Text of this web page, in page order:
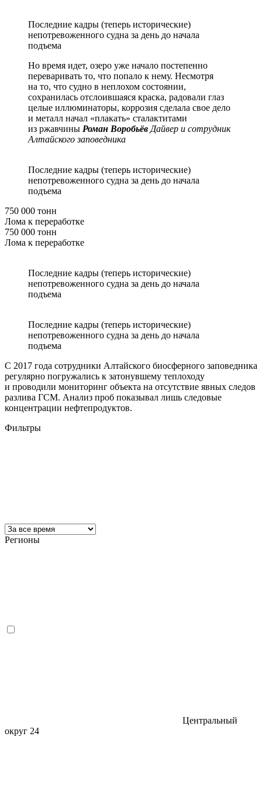
Последние кадры (теперь исторические)
непотревоженного судна за день до начала
подъема
Но время идет, озеро уже начало постепенно
переваривать то, что попало к нему. Несмотря
на то, что судно в неплохом состоянии,
сохранилась отслоившаяся краска, радовали глаз
целые иллюминаторы, коррозия сделала свое дело
и металл начал «плакать» сталактитами
из ржавчины Роман Воробьёв Дайвер и сотрудник
Алтайского заповедника
Последние кадры (теперь исторические)
непотревоженного судна за день до начала
подъема
750 000 тонн
Лома к переработке
750 000 тонн
Лома к переработке
Последние кадры (теперь исторические)
непотревоженного судна за день до начала
подъема
Последние кадры (теперь исторические)
непотревоженного судна за день до начала
подъема
С 2017 года сотрудники Алтайского биосферного заповедника
регулярно погружались к затонувшему теплоходу
и проводили мониторинг объекта на отсутствие явных следов
разлива ГСМ. Анализ проб показывал лишь следовые
концентрации нефтепродуктов.
Фильтры
Регионы
Центральный
округ 24